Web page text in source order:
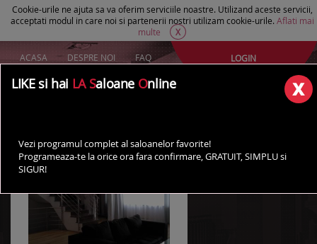
Cookie-urile ne ajuta sa va oferim serviciile noastre. Utilizand aceste servicii,
acceptati modul in care noi si partenerii nostri utilizam cookie-urile. Aflati mai
multe
X
ACASA DESPRE NOI FAQ
AI UN SALON?
LOGIN
LIKE si hai LA Saloane Online
Vezi programul complet al saloanelor favorite!
Programeaza-te la orice ora fara confirmare, GRATUIT, SIMPLU si
SIGUR!